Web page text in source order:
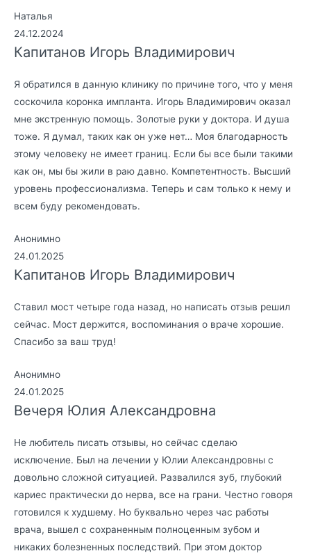
Наталья
24.12.2024
Капитанов Игорь Владимирович
Я обратился в данную клинику по причине того, что у меня
соскочила коронка импланта. Игорь Владимирович оказал
мне экстренную помощь. Золотые руки у доктора. И душа
тоже. Я думал, таких как он уже нет… Моя благодарность
этому человеку не имеет границ. Если бы все были такими
как он, мы бы жили в раю давно. Компетентность. Высший
уровень профессионализма. Теперь и сам только к нему и
всем буду рекомендовать.
Анонимно
24.01.2025
Капитанов Игорь Владимирович
Ставил мост четыре года назад, но написать отзыв решил
сейчас. Мост держится, воспоминания о враче хорошие.
Спасибо за ваш труд!
Анонимно
24.01.2025
Вечеря Юлия Александровна
Не любитель писать отзывы, но сейчас сделаю
исключение. Был на лечении у Юлии Александровны с
довольно сложной ситуацией. Развалился зуб, глубокий
кариес практически до нерва, все на грани. Честно говоря
готовился к худшему. Но буквально через час работы
врача, вышел с сохраненным полноценным зубом и
никаких болезненных последствий. При этом доктор